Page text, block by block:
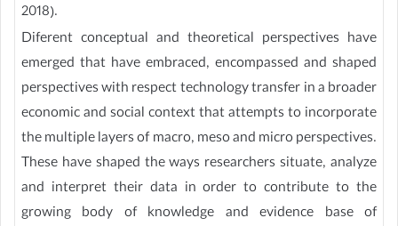
2018).
Diferent conceptual and theoretical perspectives have
emerged that have embraced, encompassed and shaped
perspectives with respect technology transfer in a broader
economic and social context that attempts to incorporate
the multiple layers of macro, meso and micro perspectives.
These have shaped the ways researchers situate, analyze
and interpret their data in order to contribute to the
growing body of knowledge and evidence base of